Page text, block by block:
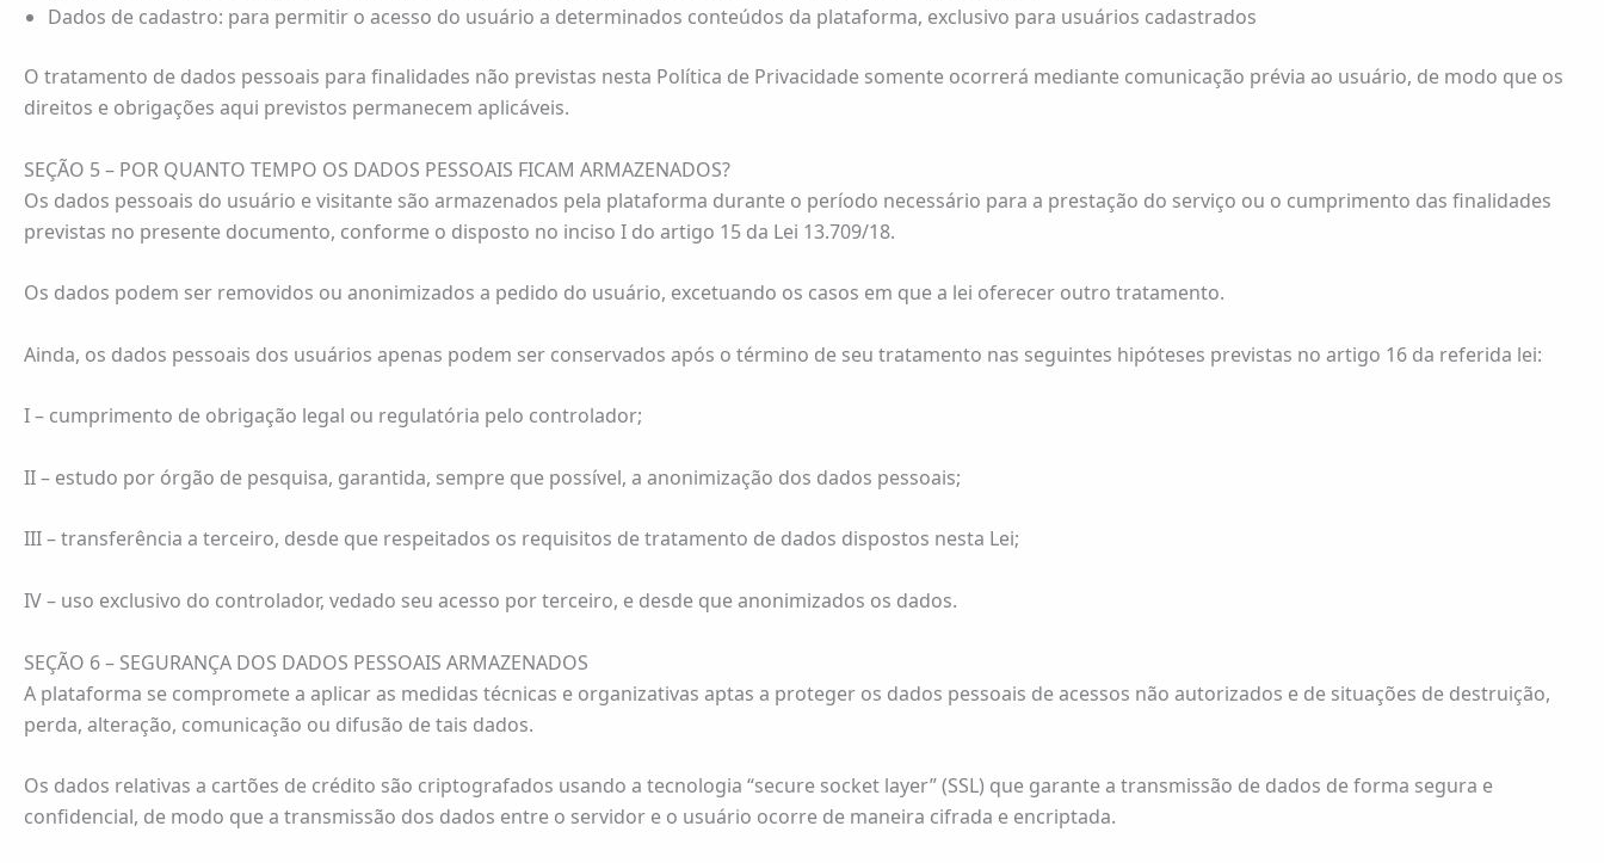
Dados de cadastro: para permitir o acesso do usuário a determinados conteúdos da plataforma, exclusivo para usuários cadastrados
O tratamento de dados pessoais para finalidades não previstas nesta Política de Privacidade somente ocorrerá mediante comunicação prévia ao usuário, de modo que os
direitos e obrigações aqui previstos permanecem aplicáveis.
SEÇÃO 5 – POR QUANTO TEMPO OS DADOS PESSOAIS FICAM ARMAZENADOS?
Os dados pessoais do usuário e visitante são armazenados pela plataforma durante o período necessário para a prestação do serviço ou o cumprimento das finalidades
previstas no presente documento, conforme o disposto no inciso I do artigo 15 da Lei 13.709/18.
Os dados podem ser removidos ou anonimizados a pedido do usuário, excetuando os casos em que a lei oferecer outro tratamento.
Ainda, os dados pessoais dos usuários apenas podem ser conservados após o término de seu tratamento nas seguintes hipóteses previstas no artigo 16 da referida lei:
I – cumprimento de obrigação legal ou regulatória pelo controlador;
II – estudo por órgão de pesquisa, garantida, sempre que possível, a anonimização dos dados pessoais;
III – transferência a terceiro, desde que respeitados os requisitos de tratamento de dados dispostos nesta Lei;
IV – uso exclusivo do controlador, vedado seu acesso por terceiro, e desde que anonimizados os dados.
SEÇÃO 6 – SEGURANÇA DOS DADOS PESSOAIS ARMAZENADOS
A plataforma se compromete a aplicar as medidas técnicas e organizativas aptas a proteger os dados pessoais de acessos não autorizados e de situações de destruição,
perda, alteração, comunicação ou difusão de tais dados.
Os dados relativas a cartões de crédito são criptografados usando a tecnologia “secure socket layer” (SSL) que garante a transmissão de dados de forma segura e
confidencial, de modo que a transmissão dos dados entre o servidor e o usuário ocorre de maneira cifrada e encriptada.